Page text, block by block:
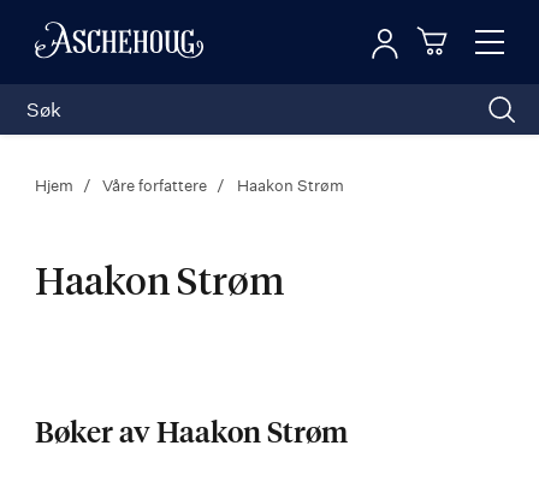
Toggle
Logg inn
Hjem Våre forfattere Haakon Strøm
Haakon Strøm
Bøker av Haakon Strøm